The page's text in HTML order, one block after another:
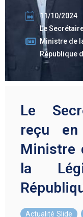
11/10/2024
Le
Ministre de
République
Le
reçu
Ministre
la
Actualité Slide ,